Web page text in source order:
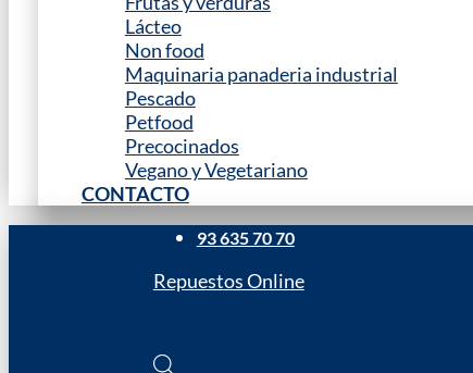
Lácteo
Non food
Maquinaria panaderia industrial
Pescado
Petfood
Precocinados
Vegano y Vegetariano
CONTACTO
93 635 70 70
Repuestos Online